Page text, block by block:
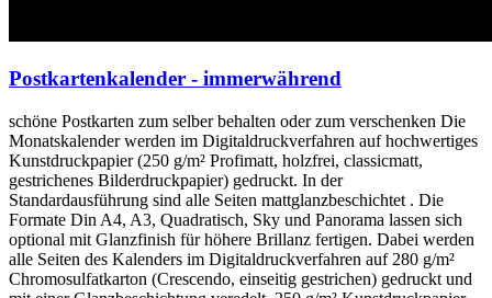
Postkartenkalender - immerwährend
schöne Postkarten zum selber behalten oder zum verschenken Die
Monatskalender werden im Digitaldruckverfahren auf hochwertiges
Kunstdruckpapier (250 g/m² Profimatt, holzfrei, classicmatt,
gestrichenes Bilderdruckpapier) gedruckt. In der
Standardausführung sind alle Seiten mattglanzbeschichtet . Die
Formate Din A4, A3, Quadratisch, Sky und Panorama lassen sich
optional mit Glanzfinish für höhere Brillanz fertigen. Dabei werden
alle Seiten des Kalenders im Digitaldruckverfahren auf 280 g/m²
Chromosulfatkarton (Crescendo, einseitig gestrichen) gedruckt und